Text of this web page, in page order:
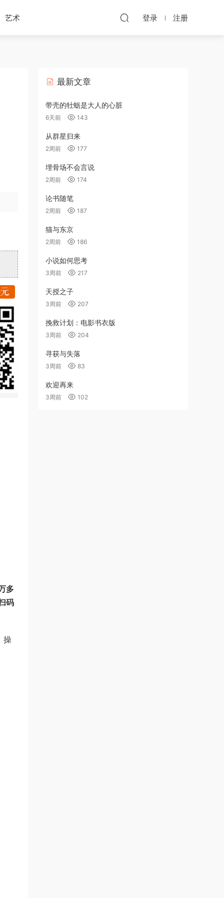
艺术 登录 注册
多
码
操
最新文章
带壳的牡蛎是大人的心脏
6天前 143
从群星归来
2周前 177
埋骨场不会言说
2周前 174
论书随笔
2周前 187
猫与东京
2周前 186
小说如何思考
3周前 217
天授之子
3周前 207
挽救计划：电影书衣版
3周前 204
寻获与失落
3周前 83
欢迎再来
3周前 102